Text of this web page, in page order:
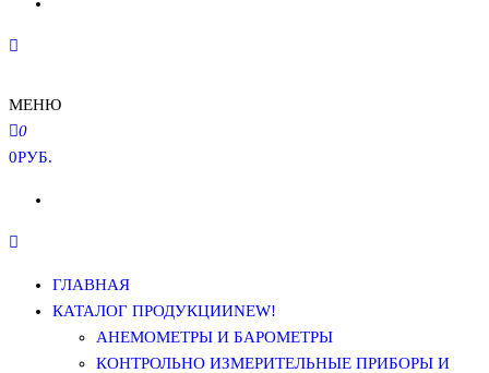
МЕНЮ
0
0РУБ.
ГЛАВНАЯ
КАТАЛОГ ПРОДУКЦИИNEW!
АНЕМОМЕТРЫ И БАРОМЕТРЫ
КОНТРОЛЬНО ИЗМЕРИТЕЛЬНЫЕ ПРИБОРЫ И